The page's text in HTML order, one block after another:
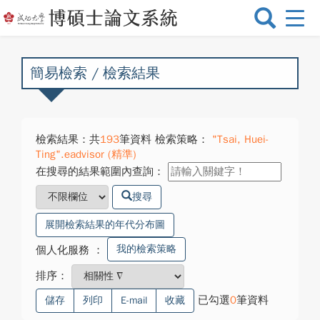
選
換
簡易檢索 / 檢索結果
檢索結果：共193筆資料 檢索策略：
"Tsai, Huei-
Ting".eadvisor (精準)
在搜尋的結果範圍內查詢：
搜尋
展開檢索結果的年代分布圖
個人化服務 ： 我的檢索策略
排序：
儲存 列印 E-mail 收藏 已勾選0筆資料